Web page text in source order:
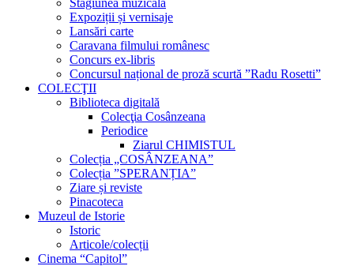
Expoziții și vernisaje
Lansări carte
Caravana filmului românesc
Concurs ex-libris
Concursul național de proză scurtă ”Radu Rosetti”
COLECŢII
Biblioteca digitală
Colecţia Cosânzeana
Periodice
Ziarul CHIMISTUL
Colecția „COSÂNZEANA”
Colecția ”SPERANȚIA”
Ziare și reviste
Pinacoteca
Muzeul de Istorie
Istoric
Articole/colecții
Cinema “Capitol”